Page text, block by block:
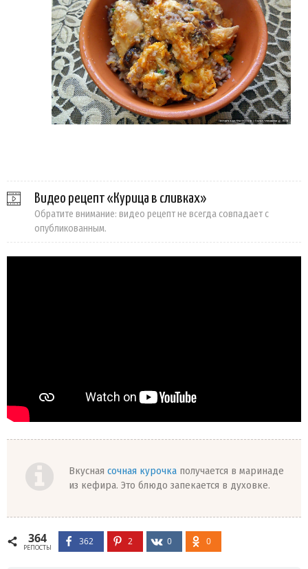
Видео рецепт «Курица в сливках»
Обратите внимание: видео рецепт не всегда совпадает с
опубликованным.
Вкусная сочная курочка получается в маринаде
из кефира. Это блюдо запекается в духовке.
364
РЕПОСТЫ
362 2 0 0